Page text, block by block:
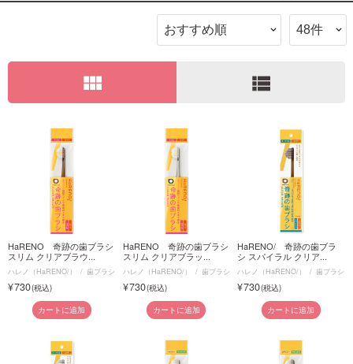
view_module view_list
HaRENO 奇跡の歯ブラシ
スリム クリアブラウ...
ハレノ（HaRENO/） 歯ブラシ
730
カートに追加
HaRENO 奇跡の歯ブラシ
スリム クリアブラッ...
ハレノ（HaRENO/） 歯ブラシ
730
カートに追加
HaRENO/ 奇跡の歯ブラ
シ スパイラル クリア...
ハレノ（HaRENO/） 歯ブラシ
730
カートに追加